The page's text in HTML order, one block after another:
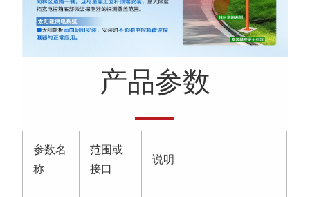
产品参数
参数名
称
范围或
接口
说明